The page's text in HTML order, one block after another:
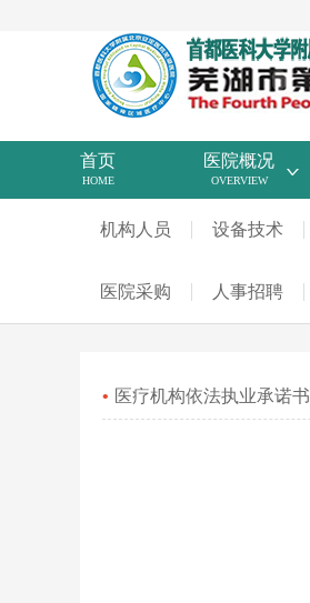
首页
HOME
医院概况
OVERVIEW
机构人员 设备技术
医院采购 人事招聘
医疗机构依法执业承诺书